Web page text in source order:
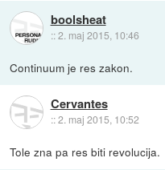
boolsheat
::2. maj 2015, 10:46
Continuum je res zakon.
Cervantes
::2. maj 2015, 10:52
Tole zna pa res biti revolucija.